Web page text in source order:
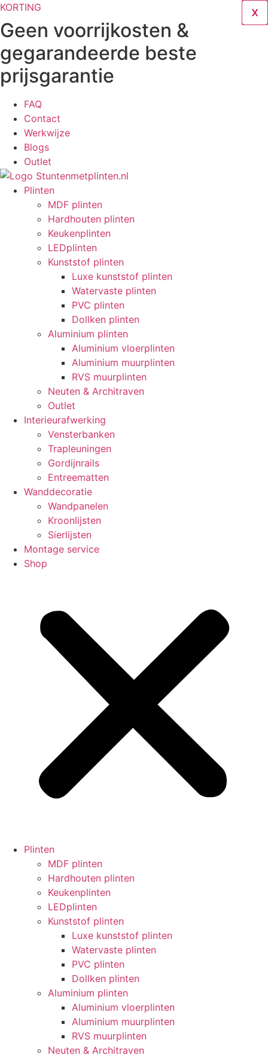
Ga
naar
de
inhoud
KORTING
Geen voorrijkosten &
gegarandeerde beste
prijsgarantie
FAQ
Contact
Werkwijze
Blogs
Outlet
Plinten
MDF plinten
Hardhouten plinten
Keukenplinten
LEDplinten
Kunststof plinten
Luxe kunststof plinten
Watervaste plinten
PVC plinten
Dollken plinten
Aluminium plinten
Aluminium vloerplinten
Aluminium muurplinten
RVS muurplinten
Neuten & Architraven
Outlet
Interieurafwerking
Vensterbanken
Trapleuningen
Gordijnrails
Entreematten
Wanddecoratie
Wandpanelen
Kroonlijsten
Sierlijsten
Montage service
Shop
Plinten
MDF plinten
Hardhouten plinten
Keukenplinten
LEDplinten
Kunststof plinten
Luxe kunststof plinten
Watervaste plinten
PVC plinten
Dollken plinten
Aluminium plinten
Aluminium vloerplinten
Aluminium muurplinten
RVS muurplinten
Neuten & Architraven
X
X
X
X
X
X
X
X
X